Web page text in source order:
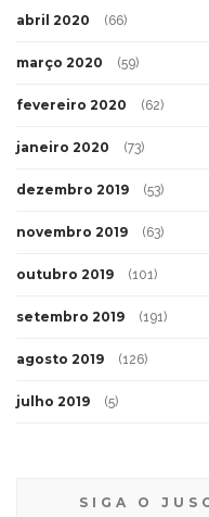
abril 2020 (66)
março 2020 (59)
fevereiro 2020 (62)
janeiro 2020 (73)
dezembro 2019 (53)
novembro 2019 (63)
outubro 2019 (101)
setembro 2019 (191)
agosto 2019 (126)
julho 2019 (5)
SIGA O